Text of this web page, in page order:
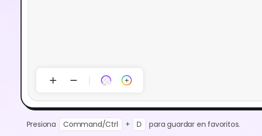
Presiona Command/Ctrl + D para guardar en favoritos.